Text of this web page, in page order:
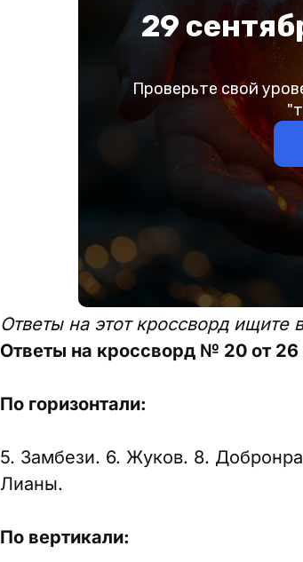
Ответы на этот кроссворд
Ответы на кроссворд № 20 от 26
По горизонтали:
5. Замбези. 6. Жуков. 8.
Лианы.
По вертикали: